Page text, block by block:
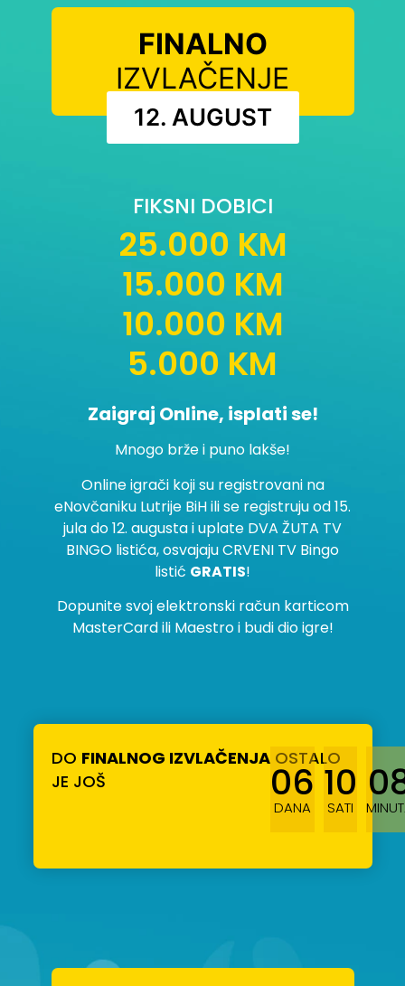
FINALNO
IZVLAČENJE
12. AUGUST
FIKSNI DOBICI
25.000 KM
15.000 KM
10.000 KM
5.000 KM
Zaigraj Online, isplati se!
Mnogo brže i puno lakše!
Online igrači koji su registrovani na
eNovčaniku Lutrije BiH ili se registruju od 15.
jula do 12. augusta i uplate DVA ŽUTA TV
BINGO listića, osvajaju CRVENI TV Bingo
listić GRATIS!
Dopunite svoj elektronski račun karticom
MasterCard ili Maestro i budi dio igre!
DO FINALNOG IZVLAČENJAOSTALO
JE JOŠ
06
DANA
10
SATI